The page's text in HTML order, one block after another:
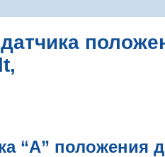
“А” положения